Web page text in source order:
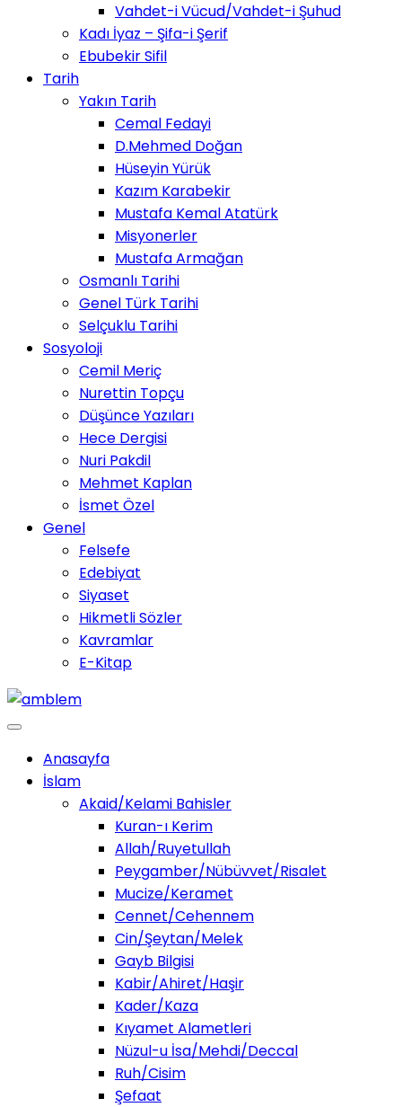
Vahdet-i Vücud/Vahdet-i Şuhud
Kadı İyaz – Şifa-i Şerif
Ebubekir Sifil
Tarih
Yakın Tarih
Cemal Fedayi
D.Mehmed Doğan
Hüseyin Yürük
Kazım Karabekir
Mustafa Kemal Atatürk
Misyonerler
Mustafa Armağan
Osmanlı Tarihi
Genel Türk Tarihi
Selçuklu Tarihi
Sosyoloji
Cemil Meriç
Nurettin Topçu
Düşünce Yazıları
Hece Dergisi
Nuri Pakdil
Mehmet Kaplan
İsmet Özel
Genel
Felsefe
Edebiyat
Siyaset
Hikmetli Sözler
Kavramlar
E-Kitap
Anasayfa
İslam
Akaid/Kelami Bahisler
Kuran-ı Kerim
Allah/Ruyetullah
Peygamber/Nübüvvet/Risalet
Mucize/Keramet
Cennet/Cehennem
Cin/Şeytan/Melek
Gayb Bilgisi
Kabir/Ahiret/Haşir
Kader/Kaza
Kıyamet Alametleri
Nüzul-u İsa/Mehdi/Deccal
Ruh/Cisim
Şefaat